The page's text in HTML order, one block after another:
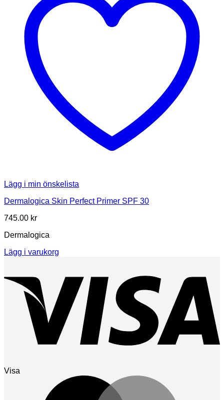
Lägg i min önskelista
Dermalogica Skin Perfect Primer SPF 30
745.00 kr
Dermalogica
Lägg i varukorg
Visa